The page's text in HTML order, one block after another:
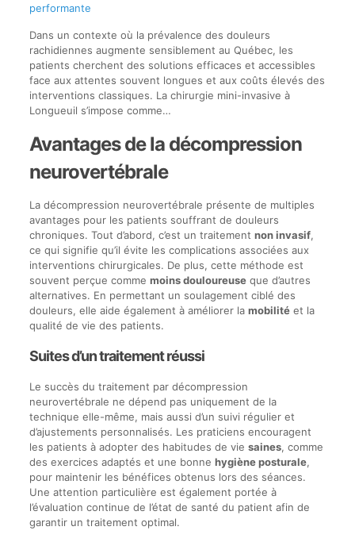
performante
Dans un contexte où la prévalence des douleurs
rachidiennes augmente sensiblement au Québec, les
patients cherchent des solutions efficaces et accessibles
face aux attentes souvent longues et aux coûts élevés des
interventions classiques. La chirurgie mini-invasive à
Longueuil s’impose comme…
Avantages de la décompression
neurovertébrale
La décompression neurovertébrale présente de multiples
avantages pour les patients souffrant de douleurs
chroniques. Tout d’abord, c’est un traitement non invasif,
ce qui signifie qu’il évite les complications associées aux
interventions chirurgicales. De plus, cette méthode est
souvent perçue comme moins douloureuseque d’autres
alternatives. En permettant un soulagement ciblé des
douleurs, elle aide également à améliorer la mobilitéet la
qualité de vie des patients.
Suites d’un traitement réussi
Le succès du traitement par décompression
neurovertébrale ne dépend pas uniquement de la
technique elle-même, mais aussi d’un suivi régulier et
d’ajustements personnalisés. Les praticiens encouragent
les patients à adopter des habitudes de vie saines, comme
des exercices adaptés et une bonne hygiène posturale,
pour maintenir les bénéfices obtenus lors des séances.
Une attention particulière est également portée à
l’évaluation continue de l’état de santé du patient afin de
garantir un traitement optimal.